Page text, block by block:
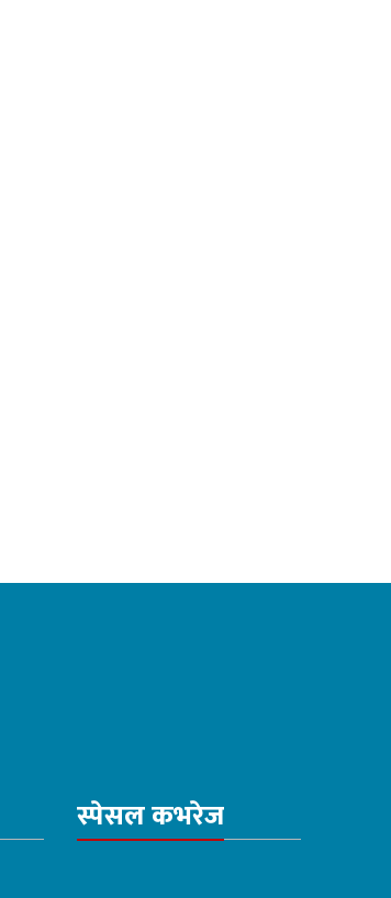
स्पेसल कभरेज